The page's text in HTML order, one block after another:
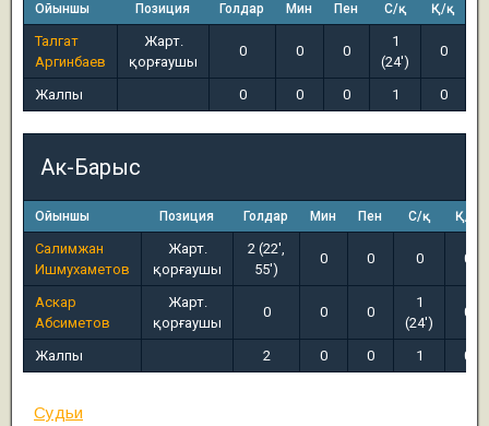
Ойыншы Позиция Голдар Мин Пен С/қ Қ/қ
Талгат
Аргинбаев
Жарт.
қорғаушы
0 0 0
1
(24')
0
Жалпы 0 0 0 1 0
Ак-Барыс
Ойыншы Позиция Голдар Мин Пен С/қ Қ/қ
Салимжан
Ишмухаметов
Жарт.
қорғаушы
2 (22',
55')
0 0 0 0
Аскар
Абсиметов
Жарт.
қорғаушы
0 0 0
1
(24')
0
Жалпы 2 0 0 1 0
Судьи